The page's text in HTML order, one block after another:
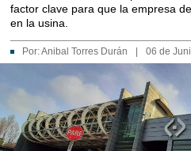
factor clave para que la empresa
en la usina.
Por:Anibal Torres Durán 06 de